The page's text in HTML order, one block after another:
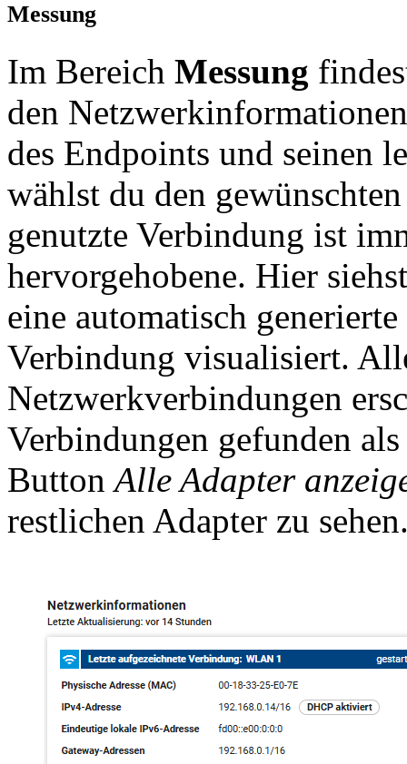
Messung
Im Bereich Messung
den
des Endpoints und seinen
wählst du den
genutzte Verbindung ist
hervorgehobene. Hier
eine automatisch
Verbindung visualisiert.
Netzwerkverbindungen
Verbindungen gefunden
ButtonAlle Adapter
restlichen Adapter zu